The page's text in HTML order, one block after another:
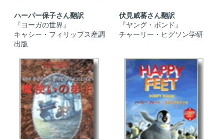
ハーパー保子さん翻訳
『ヨーガの世界』
キャシー・フィリップス産調
出版
伏見威蕃さん翻訳
『ヤング・ボンド』
チャーリー・ヒグソン学研